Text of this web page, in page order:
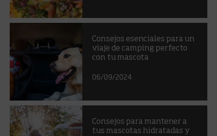
Consejos esenciales para un
viaje de camping perfecto
con tu mascota
06/09/2024
Consejos para mantener a
tus mascotas hidratadas y